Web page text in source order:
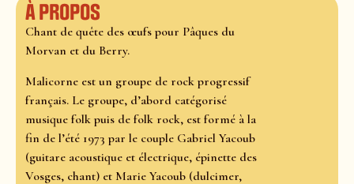
À propos
Chant de quête des œufs pour Pâques du
Morvan et du Berry.
Malicorne est un groupe de rock progressif
français. Le groupe, d’abord catégorisé
musique folk puis de folk rock, est formé à la
fin de l’été 1973 par le couple Gabriel Yacoub
(guitare acoustique et électrique, épinette des
Vosges, chant) et Marie Yacoub (dulcimer,